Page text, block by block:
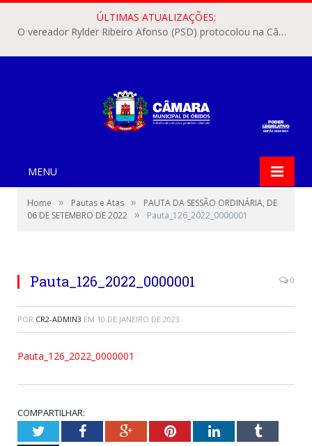
ÚLTIMAS ATUALIZAÇÕES:
O vereador Rylder Ribeiro Afonso (PSD) protocolou na Câmara Municipal de Óbidos o Requerimento nº 346/2026.
MENU
Home » Pautas e Atas »
PAUTA DA SESSÃO ORDINÁRIA, DE
06 DE SETEMBRO DE 2022 » Pauta_126_2022_0000001
Pauta_126_2022_0000001 0
POR CR2-ADMIN3 EM 10 DE JANEIRO DE 2023
Pauta_126_2022_0000001
COMPARTILHAR:
TwitterFacebookGoogle+PinterestLinkedInTumblr